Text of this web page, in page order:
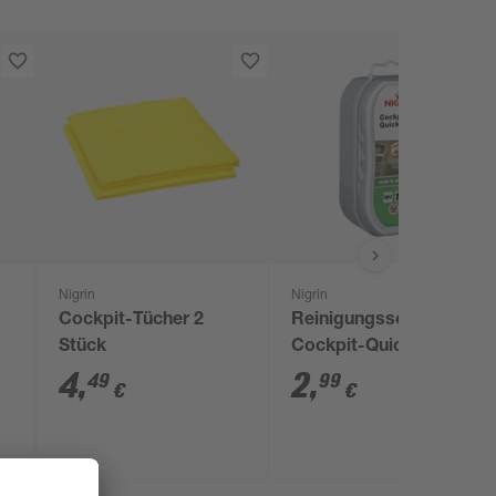
Nigrin
Cockpit-Tücher 2
Stück
4,49 €
Nigrin
Reinigungsschwamm
Cockpit-Quick-Shine
2,99 €